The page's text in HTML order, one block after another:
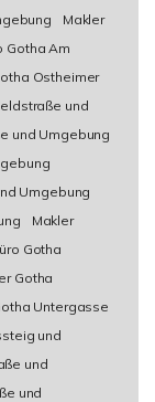
Makler
Gotha Am
Ostheimer
und
und Umgebung
Umgebung
Makler
Gotha
Gotha
Untergasse
und
und
und